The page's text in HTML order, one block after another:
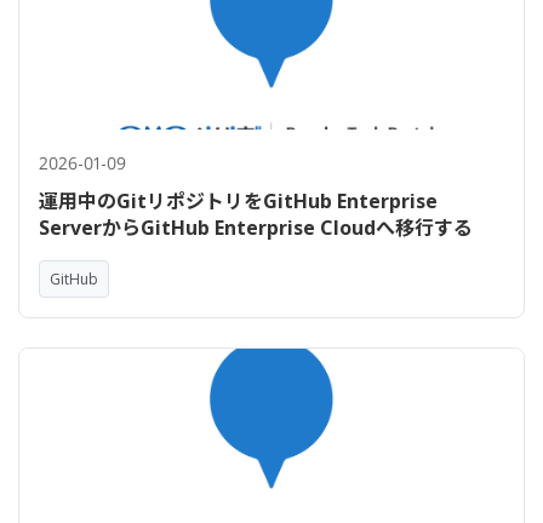
2026-01-09
運用中のGitリポジトリをGitHub Enterprise
ServerからGitHub Enterprise Cloudへ移行する
GitHub